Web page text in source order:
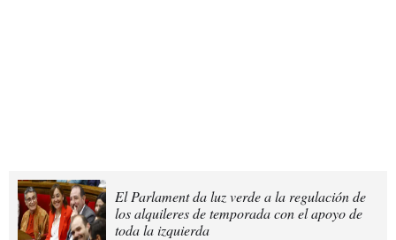
El Parlament da luz verde a la regulación de
los alquileres de temporada con el apoyo de
toda la izquierda